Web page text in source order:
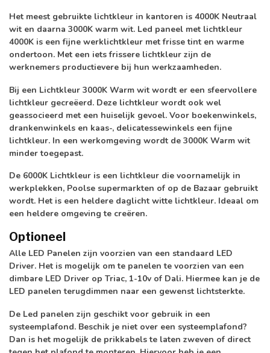
Het meest gebruikte lichtkleur in kantoren is 4000K Neutraal
wit en daarna 3000K warm wit. Led paneel met lichtkleur
4000K is een fijne werklichtkleur met frisse tint en warme
ondertoon. Met een iets frissere lichtkleur zijn de
werknemers productievere bij hun werkzaamheden.
Bij een Lichtkleur 3000K Warm wit wordt er een sfeervollere
lichtkleur gecreëerd. Deze lichtkleur wordt ook wel
geassocieerd met een huiselijk gevoel. Voor boekenwinkels,
drankenwinkels en kaas-, delicatessewinkels een fijne
lichtkleur. In een werkomgeving wordt de 3000K Warm wit
minder toegepast.
De 6000K Lichtkleur is een lichtkleur die voornamelijk in
werkplekken, Poolse supermarkten of op de Bazaar gebruikt
wordt. Het is een heldere daglicht witte lichtkleur. Ideaal om
een heldere omgeving te creëren.
Optioneel
Alle LED Panelen zijn voorzien van een standaard LED
Driver. Het is mogelijk om te panelen te voorzien van een
dimbare LED Driver op Triac, 1-10v of Dali. Hiermee kan je de
LED panelen terugdimmen naar een gewenst lichtsterkte.
De Led panelen zijn geschikt voor gebruik in een
systeemplafond. Beschik je niet over een systeemplafond?
Dan is het mogelijk de prikkabels te laten zweven of direct